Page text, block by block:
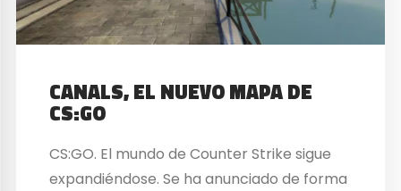
CANALS, EL NUEVO MAPA DE
CS:GO
CS:GO. El mundo de Counter Strike sigue
expandiéndose. Se ha anunciado de forma